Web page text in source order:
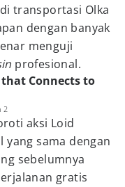
transportasi Olka
dengan banyak
menguji
profesional.
that Connects to
2
aksi Loid
yang sama dengan
sebelumnya
gratis